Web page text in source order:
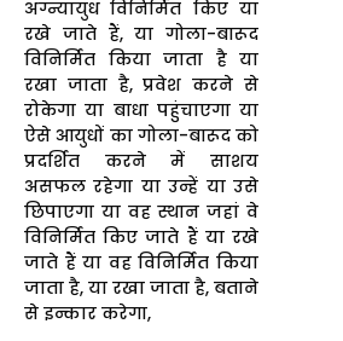
अग्न्यायुध विनिर्मित किए या
रखे जाते हैं, या गोला-बारूद
विनिर्मित किया जाता है या
रखा जाता है, प्रवेश करने से
रोकेगा या बाधा पहुंचाएगा या
ऐसे आयुधों का गोला-बारूद को
प्रदर्शित करने में साशय
असफल रहेगा या उन्हें या उसे
छिपाएगा या वह स्थान जहां वे
विनिर्मित किए जाते हैं या रखे
जाते हैं या वह विनिर्मित किया
जाता है, या रखा जाता है, बताने
से इन्कार करेगा,